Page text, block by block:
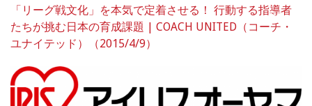
「リーグ戦文化」を本気で定着させる！ 行動する指導者
たちが挑む日本の育成課題 | COACH UNITED（コーチ・
ユナイテッド）（2015/4/9）